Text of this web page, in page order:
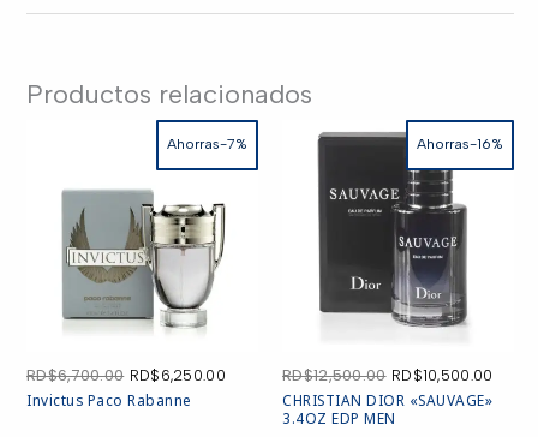
Productos relacionados
Ahorras-7%
RD$6,700.00 El
precio
original
RD$6,250.00El
Invictus Paco Rabanne
Ahorras-16%
RD$12,500.00 El
precio
original
RD$10,500.00
CHRISTIAN DIOR «SAUVAGE»
3.4OZ EDP MEN